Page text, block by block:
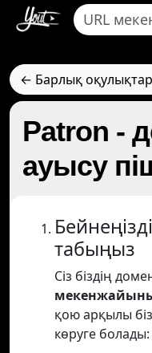
← Барлық
Patron -
ауысу
табыңыз
Сіз біздің
қою арқылы
көруге болады: